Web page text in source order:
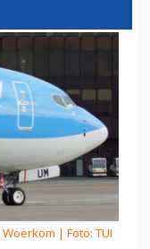
Woerkom | Foto: TUI